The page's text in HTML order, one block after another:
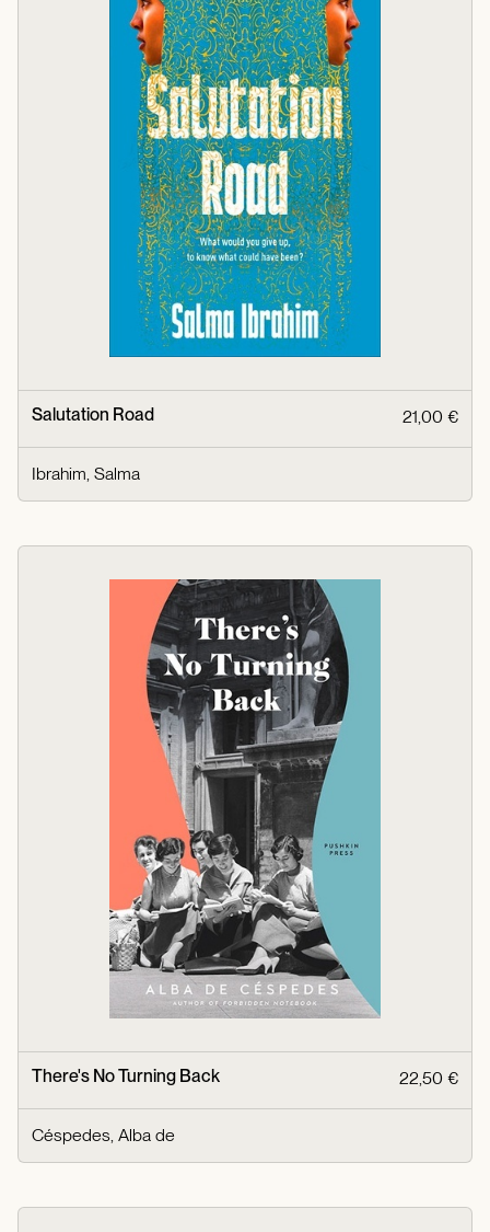
Salutation Road 21,00 €
Ibrahim, Salma
There's No Turning Back 22,50 €
Céspedes, Alba de